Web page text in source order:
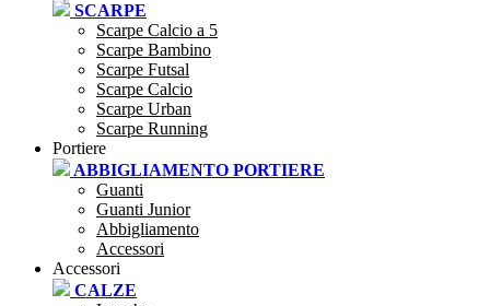
SCARPE
Scarpe Calcio a 5
Scarpe Bambino
Scarpe Futsal
Scarpe Calcio
Scarpe Urban
Scarpe Running
Portiere
ABBIGLIAMENTO PORTIERE
Guanti
Guanti Junior
Abbigliamento
Accessori
Accessori
CALZE